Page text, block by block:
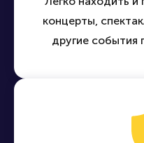
концерты,
другие события